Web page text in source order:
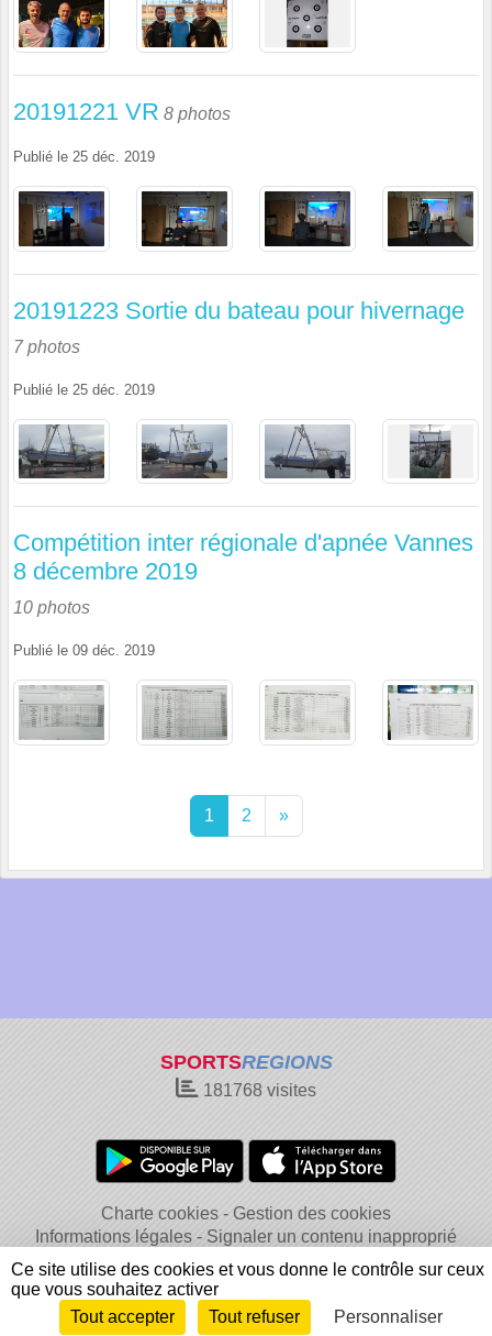
20191221 VR 8 photos
Publié le 25 déc. 2019
20191223 Sortie du bateau pour hivernage
7 photos
Publié le 25 déc. 2019
Compétition inter régionale d'apnée Vannes
8 décembre 2019
10 photos
Publié le 09 déc. 2019
1 2 »
SPORTSREGIONS
181768 visites
Charte cookies
Gestion des cookies
Informations légales
Signaler un contenu inapproprié
Envie de participer ? Connexion
Ce site utilise des cookies et vous donne le contrôle sur ceux
que vous souhaitez activer
Tout accepter
Tout refuser Personnaliser